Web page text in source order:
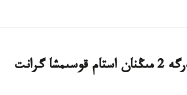
قازاقستاندىق ج و و- لار تالاپكەرلەرگە 2 مىڭنان استام قوسىمشا گرانت